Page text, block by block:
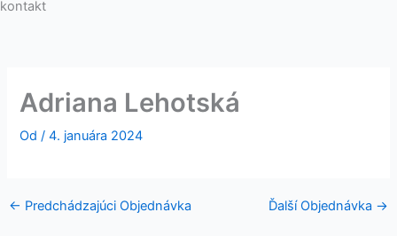
kontakt
Adriana Lehotská
Od /4. januára 2024
← Predchádzajúci Objednávka Ďalší Objednávka →